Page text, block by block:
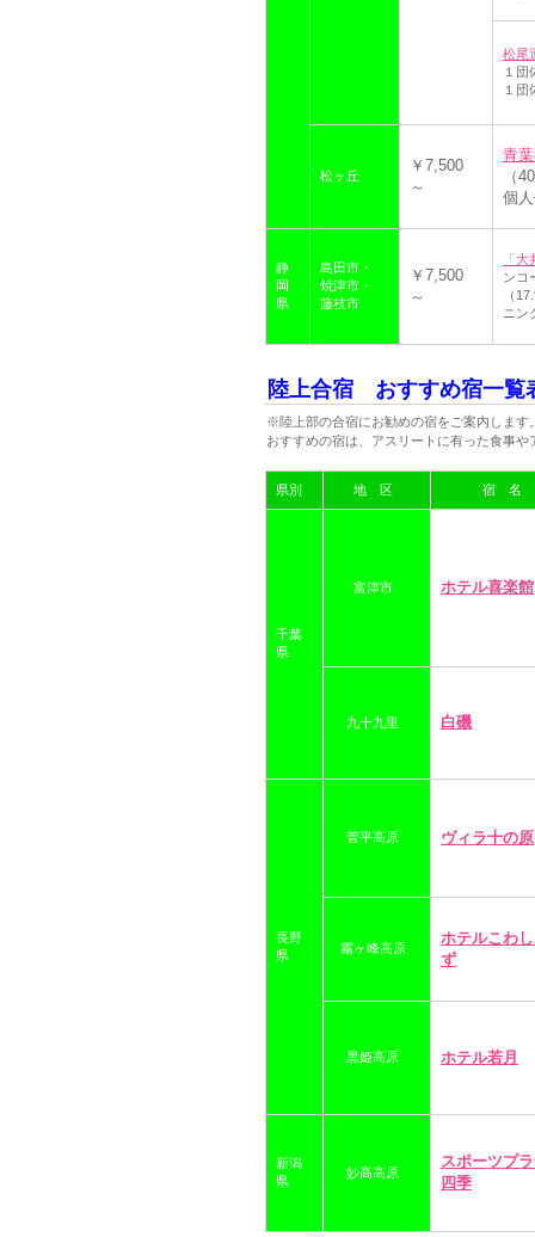
松尾
１団
１
松ヶ丘
￥7,500
～
青
（
個
静
岡
県
島田市・
焼津市・
藤枝市
￥7,500
～
「
ンコ
（
ニン
陸上合宿 おすすめ宿一覧
※陸上部の合宿にお勧めの宿をご案内します
おすすめの宿は、アスリートに有った食事
県別 地 区 宿 名
千葉
県
富津市 ホテル喜楽館
九十九里 白磯
長野
県
菅平高原 ヴィラ十の原
霧ヶ峰高原
ホテルこわ
ず
黒姫高原 ホテル若月
新潟
県
妙高高原
スポーツプ
四季